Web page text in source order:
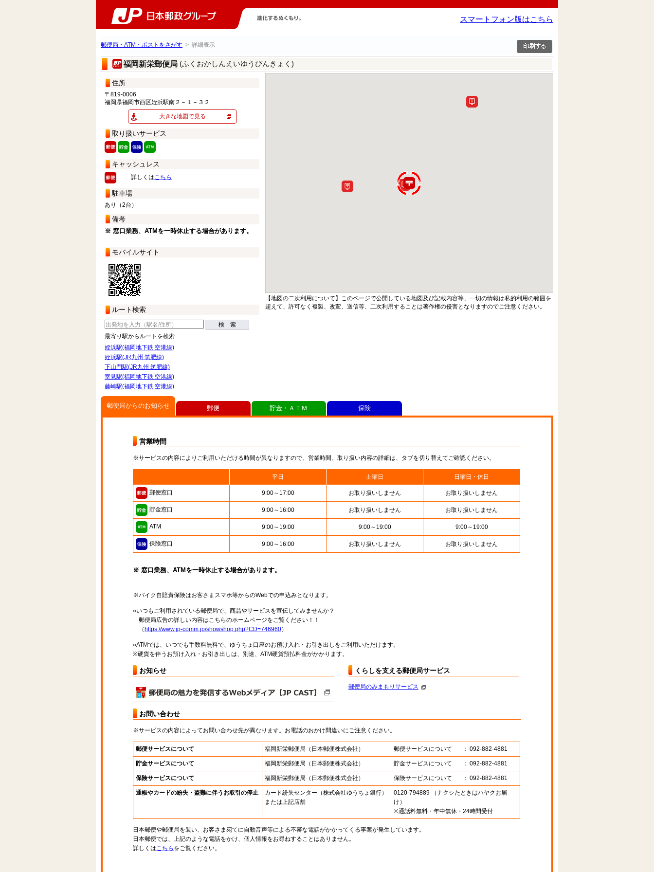
スマートフォン版はこちら
郵便局・ATM・ポストをさがす > 詳細表示
福岡新栄郵便局 (ふくおかしんえいゆうびんきょく)
住所
〒819-0006
福岡県福岡市西区姪浜駅南２－１－３２
大きな地図で見る
取り扱いサービス
キャッシュレス
詳しくはこちら
駐車場
あり（2台）
備考
※ 窓口業務、ATMを一時休止する場合があります。
モバイルサイト
ルート検索
検 索
最寄り駅からルートを検索
姪浜駅(福岡地下鉄 空港線)
姪浜駅(JR九州 筑肥線)
下山門駅(JR九州 筑肥線)
室見駅(福岡地下鉄 空港線)
藤崎駅(福岡地下鉄 空港線)
【地図の二次利用について】このページで公開している地図及び記載内容等、一切の情報は私的利用の範囲を
超えて、許可なく複製、改変、送信等、二次利用することは著作権の侵害となりますのでご注意ください。
郵便局からのお知らせ
営業時間
※サービスの内容によりご利用いただける時間が異なりますので、営業時間、取り扱い内容の詳細は、タブを切り替えてご確認ください。
平日 土曜日 日曜日・休日
郵便窓口 9:00～17:00 お取り扱いしません お取り扱いしません
貯金窓口 9:00～16:00 お取り扱いしません お取り扱いしません
ATM 9:00～19:00 9:00～19:00 9:00～19:00
保険窓口 9:00～16:00 お取り扱いしません お取り扱いしません
※ 窓口業務、ATMを一時休止する場合があります。
※バイク自賠責保険はお客さまスマホ等からのWebでの申込みとなります。
○いつもご利用されている郵便局で、商品やサービスを宣伝してみませんか？
郵便局広告の詳しい内容はこちらのホームページをご覧ください！！
（ https://www.jp-comm.jp/showshop.php?CD=746960）
○ATMでは、いつでも手数料無料で、ゆうちょ口座のお預け入れ・お引き出しをご利用いただけます。
※硬貨を伴うお預け入れ・お引き出しは、別途、ATM硬貨預払料金がかかります。
お知らせ くらしを支える郵便局サービス
郵便局のみまもりサービス
お問い合わせ
※サービスの内容によってお問い合わせ先が異なります。お電話のおかけ間違いにご注意ください。
郵便サービスについて 福岡新栄郵便局 （日本郵便株式会社） 郵便サービスについて ： 092-882-4881
貯金サービスについて 福岡新栄郵便局 （日本郵便株式会社） 貯金サービスについて ： 092-882-4881
保険サービスについて 福岡新栄郵便局 （日本郵便株式会社） 保険サービスについて ： 092-882-4881
通帳やカードの紛失・盗難に伴うお取引の停止 カード紛失センター （株式会社ゆうちょ銀行）
または上記店舗
0120-794889 （ナクシたときはハヤクお届
け）
※通話料無料・年中無休・24時間受付
日本郵便や郵便局を装い、お客さま宛てに自動音声等による不審な電話がかかってくる事案が発生しています。
日本郵便では、上記のような電話をかけ、個人情報をお尋ねすることはありません。
詳しくはこちら をご覧ください。
郵便 貯金・ＡＴＭ 保険